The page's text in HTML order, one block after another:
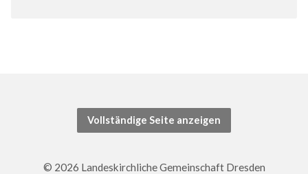
Vollständige Seite anzeigen
© 2026 Landeskirchliche Gemeinschaft Dresden